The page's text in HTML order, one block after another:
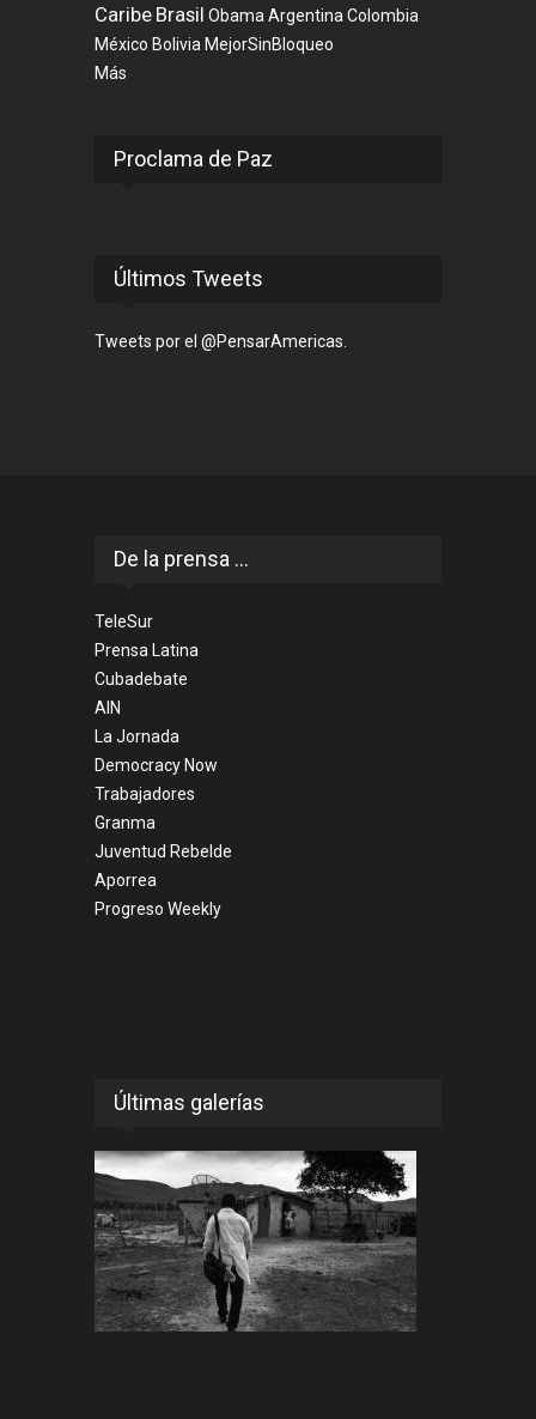
Caribe Brasil ObamaArgentinaColombia
México Bolivia MejorSinBloqueo
Más
Proclama de Paz
Últimos Tweets
Tweets por el @PensarAmericas.
De la prensa ...
TeleSur
Prensa Latina
Cubadebate
AIN
La Jornada
Democracy Now
Trabajadores
Granma
Juventud Rebelde
Aporrea
Progreso Weekly
Últimas galerías